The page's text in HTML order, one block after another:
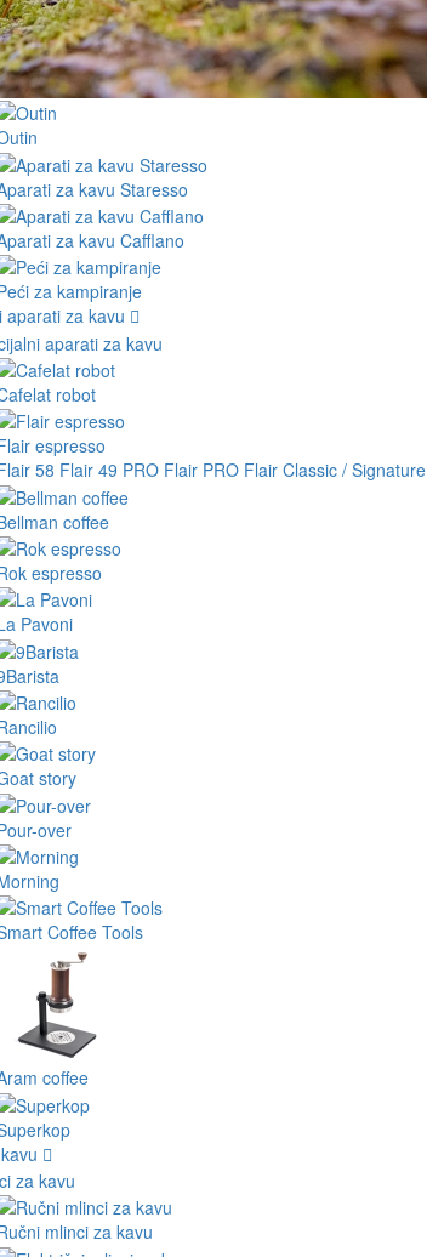
za kavu Staresso
za kavu Cafflano
za kampiranje
aparati za kavu
robot
espresso
58 Flair 49 PRO Flair PRO Flair Classic / Signature
coffee
espresso
Pavoni
story
over
Coffee Tools
coffee
mlinci za kavu